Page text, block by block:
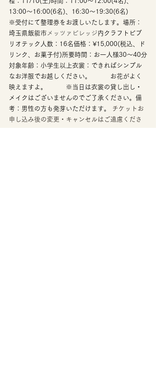
13:00～16:00(6名)、16:30～19:30(6名)
※受付にて整理券をお渡しいたします。場所：
埼玉県飯能市 メッツァビレッジ 内クラフトビブ
リオテック人数：16名価格：¥15,000(税込、ド
リンク、お菓子付)所要時間：お一人様30～40分
対象年齢：小学生以上衣裳：できればシンプル
なお洋服でお越しください。　　　お花がよく
映えますよ。　　　※当日は衣裳の貸し出し・
メイクはございませんのでご了承ください。備
考：男性の方も発芽いただけます。 チケットお
申し込み後の変更・キャンセルはご遠慮くださ